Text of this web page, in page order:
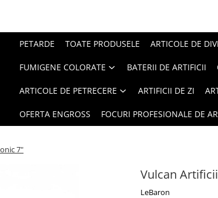
PETARDE TOATE PRODUSELE ARTICOLE DE
FUMIGENE COLORATE BATERII DE ARTIFICII
ARTICOLE DE PETRECERE ARTIFICII DE ZI
OFERTA ENGROSS FOCURI PROFESIONALE DE
7"
Vulcan
LeBaron